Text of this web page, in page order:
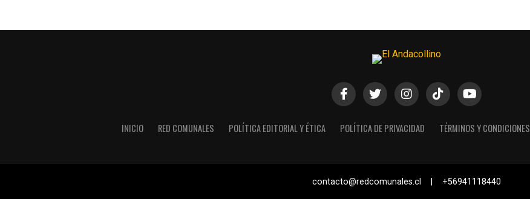
INICIO RED COMUNALES POLÍTICA EDITORIAL Y ÉTICA POLÍTICA DE PRIVACIDAD TÉRMINOS Y CONDICIONES
contacto@redcomunales.cl | +56941118440